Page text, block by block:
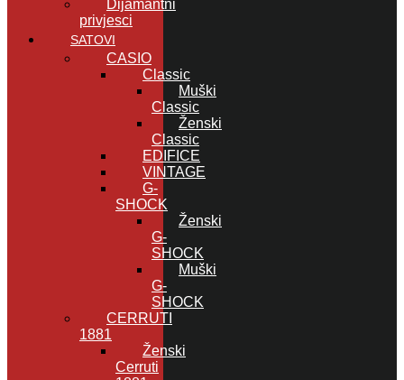
Dijamantni
privjesci
SATOVI
CASIO
Classic
Muški
Classic
Ženski
Classic
EDIFICE
VINTAGE
G-
SHOCK
Ženski
G-
SHOCK
Muški
G-
SHOCK
CERRUTI
1881
Ženski
Cerruti